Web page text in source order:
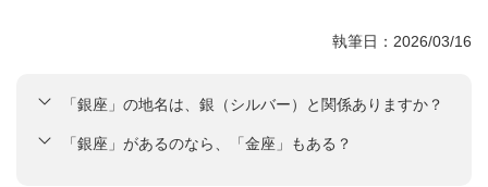
執筆日：2026/03/16
「銀座」の地名は、銀（シルバー）と関係ありますか？
「銀座」があるのなら、「金座」もある？